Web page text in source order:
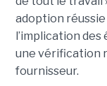
adoption réussie
l’implication des
une vérification
fournisseur.